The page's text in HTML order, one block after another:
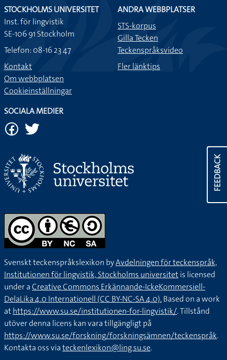
FEEDBACK
STOCKHOLMS UNIVERSITET
Inst. för lingvistik
SE-106 91 Stockholm
Telefon: 08-16 23 47
Kontakt
Om webbplatsen
Cookieinställningar
ANDRA WEBBPLATSER
STS-korpus
Gilla Tecken
Teckenspråksvideo
Fler länktips
SOCIALA MEDIER
Svenskt teckenspråkslexikon byAvdelningen för teckenspråk,
Institutionen för lingvistik, Stockholms universitetis licensed
under aCreative Commons Erkännande-IckeKommersiell-
DelaLika 4.0 Internationell (CC BY-NC-SA 4.0).Based on a work
athttps://www.su.se/institutionen-for-lingvistik/. Tillstånd
utöver denna licens kan vara tillgängligt på
https://www.su.se/forskning/forskningsämnen/teckenspråk.
Kontakta oss viateckenlexikon@ling.su.se.